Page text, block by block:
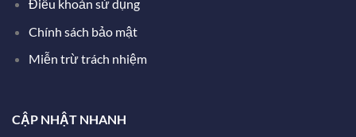
Điều khoản sử dụng
Chính sách bảo mật
Miễn trừ trách nhiệm
CẬP NHẬT NHANH